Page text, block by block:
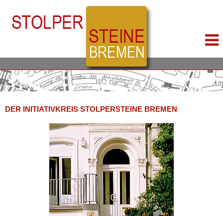
DER INITIATIVKREIS STOLPERSTEINE BREMEN